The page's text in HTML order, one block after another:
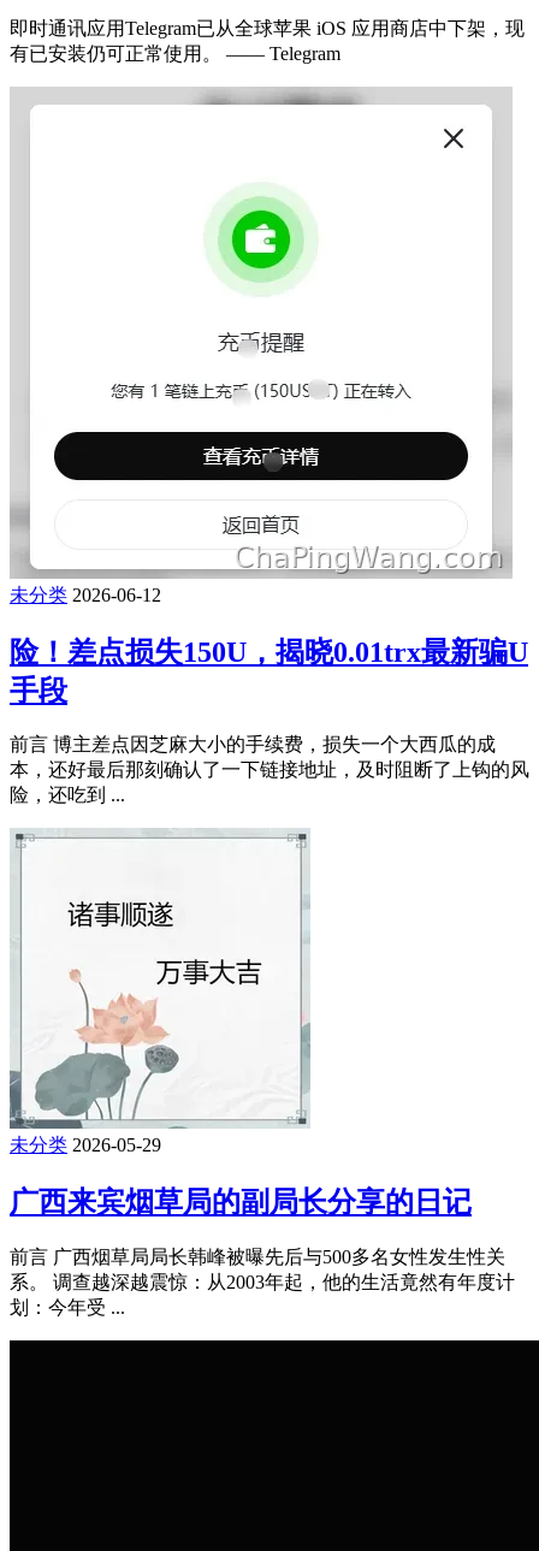
即时通讯应用Telegram已从全球苹果 iOS 应用商店中下架，现
有已安装仍可正常使用。 —— Telegram
未分类 2026-06-12
险！差点损失150U，揭晓0.01trx最新骗U
手段
前言 博主差点因芝麻大小的手续费，损失一个大西瓜的成
本，还好最后那刻确认了一下链接地址，及时阻断了上钩的风
险，还吃到 ...
未分类 2026-05-29
广西来宾烟草局的副局长分享的日记
前言 广西烟草局局长韩峰被曝先后与500多名女性发生性关
系。 调查越深越震惊：从2003年起，他的生活竟然有年度计
划：今年受 ...